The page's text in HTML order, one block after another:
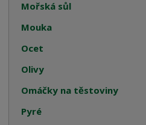
Mořská sůl
Mouka
Ocet
Olivy
Omáčky na těstoviny
Pyré